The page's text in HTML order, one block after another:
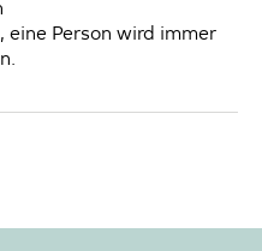
eine Person wird immer